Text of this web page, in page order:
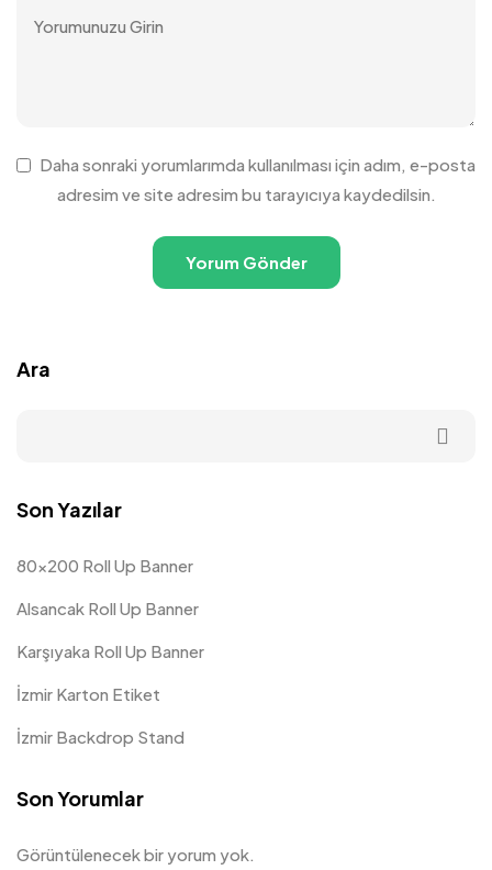
Daha sonraki yorumlarımda kullanılması için adım, e-posta
adresim ve site adresim bu tarayıcıya kaydedilsin.
Ara
Son Yazılar
80×200 Roll Up Banner
Alsancak Roll Up Banner
Karşıyaka Roll Up Banner
İzmir Karton Etiket
İzmir Backdrop Stand
Son Yorumlar
Görüntülenecek bir yorum yok.